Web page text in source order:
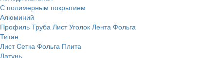
С полимерным покрытием
Алюминий
Профиль Труба ЛистУголок Лента Фольга
Титан
ЛистСетка Фольга Плита
Латунь